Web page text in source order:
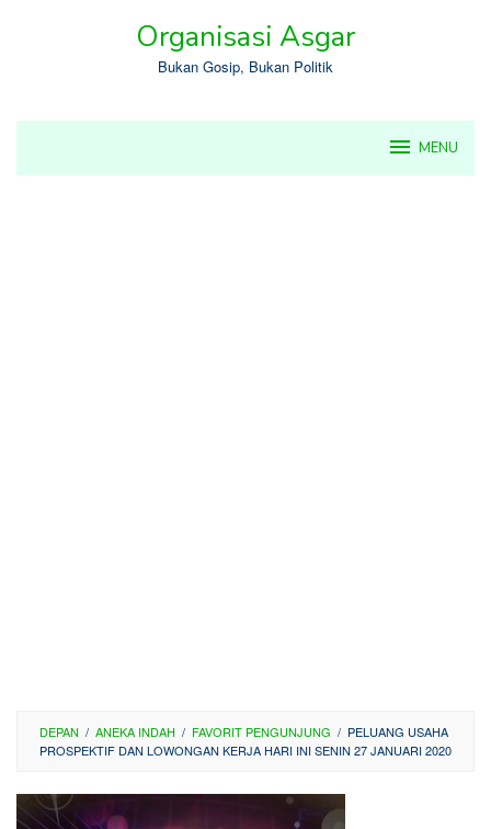
Organisasi Asgar
Bukan Gosip, Bukan Politik
MENU
DEPAN / ANEKA INDAH / FAVORIT PENGUNJUNG / PELUANG USAHA
PROSPEKTIF DAN LOWONGAN KERJA HARI INI SENIN 27 JANUARI 2020